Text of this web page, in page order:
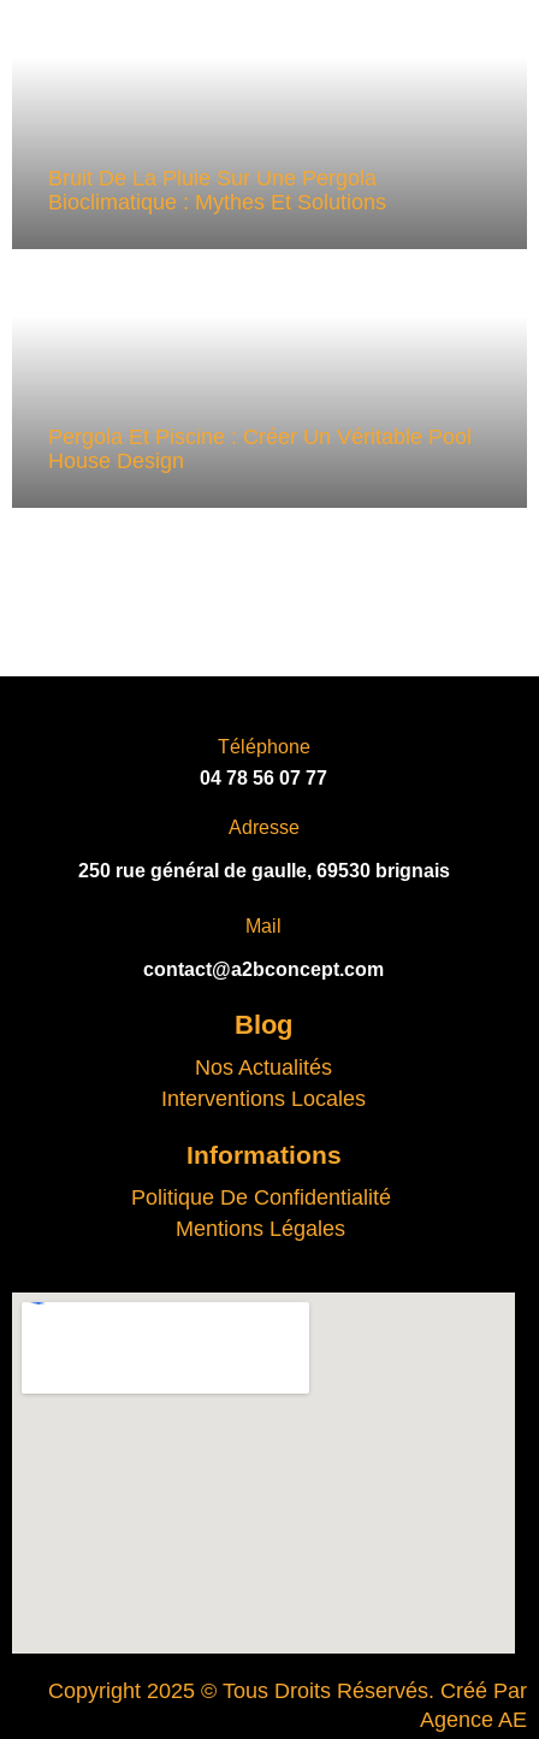
Bruit De La Pluie Sur Une Pergola
Bioclimatique : Mythes Et Solutions
Pergola Et Piscine : Créer Un Véritable Pool
House Design
Téléphone
04 78 56 07 77
Adresse
250 rue général de gaulle, 69530 brignais
Mail
contact@a2bconcept.com
Blog
Nos Actualités
Interventions Locales
Informations
Politique De Confidentialité
Mentions Légales
Copyright 2025 © Tous Droits Réservés. Créé Par
Agence AE